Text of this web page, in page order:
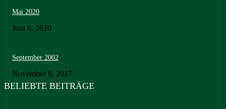
Mai 2020
Juni 6, 2020
September 2002
November 9, 2017
BELIEBTE BEITRÄGE